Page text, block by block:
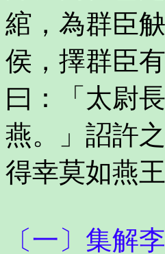
綰，為群臣
侯，擇群臣
曰：「太尉
燕。」詔許
得幸莫如燕王
〔一〕集解